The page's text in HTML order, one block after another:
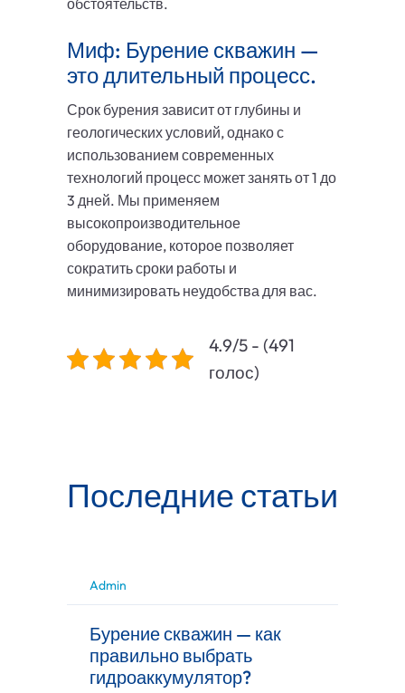
обстоятельств.
Миф: Бурение скважин —
это длительный процесс.
Срок бурения зависит от глубины и
геологических условий, однако с
использованием современных
технологий процесс может занять от 1 до
3 дней. Мы применяем
высокопроизводительное
оборудование, которое позволяет
сократить сроки работы и
минимизировать неудобства для вас.
4.9/5 - (491
голос)
Последние статьи
Admin
Бурение скважин — как
правильно выбрать
гидроаккумулятор?